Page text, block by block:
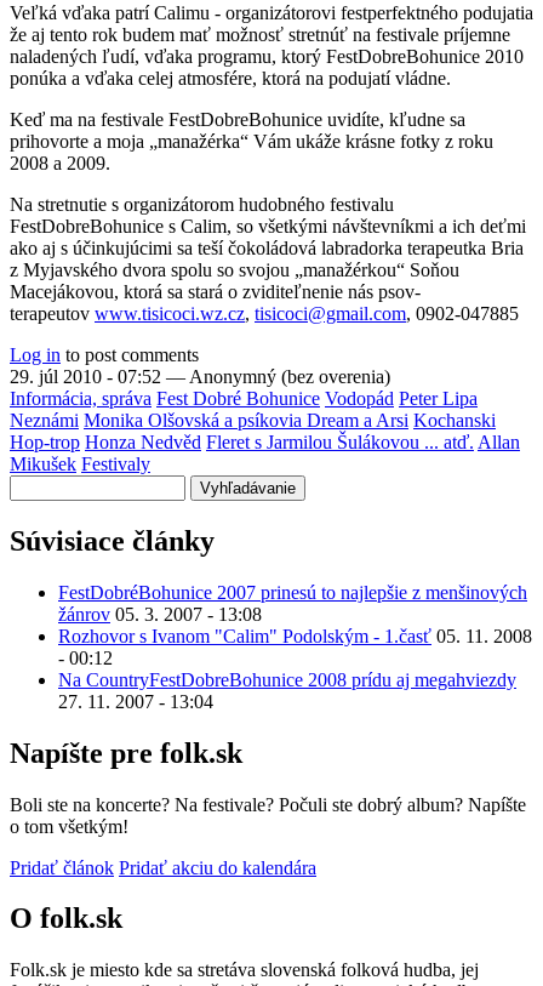
Veľká vďaka patrí Calimu - organizátorovi festperfektného podujatia
že aj tento rok budem mať možnosť stretnúť na festivale príjemne
naladených ľudí, vďaka programu, ktorý FestDobreBohunice 2010
ponúka a vďaka celej atmosfére, ktorá na podujatí vládne.
Keď ma na festivale FestDobreBohunice uvidíte, kľudne sa
prihovorte a moja „manažérka“ Vám ukáže krásne fotky z roku
2008 a 2009.
Na stretnutie s organizátorom hudobného festivalu
FestDobreBohunice s Calim, so všetkými návštevníkmi a ich deťmi
ako aj s účinkujúcimi sa teší čokoládová labradorka terapeutka Bria
z Myjavského dvora spolu so svojou „manažérkou“ Soňou
Macejákovou, ktorá sa stará o zviditeľnenie nás psov-
terapeutov www.tisicoci.wz.cz, tisicoci@gmail.com, 0902-047885
Log in to post comments
29. júl 2010 - 07:52 — Anonymný (bez overenia)
Informácia, správa Fest Dobré Bohunice Vodopád Peter Lipa
Neznámi Monika Olšovská a psíkovia Dream a Arsi Kochanski
Hop-trop Honza Nedvěd Fleret s Jarmilou Šulákovou ... atď. Allan
Mikušek Festivaly
Súvisiace články
FestDobréBohunice 2007 prinesú to najlepšie z menšinových
žánrov 05. 3. 2007 - 13:08
Rozhovor s Ivanom "Calim" Podolským - 1.časť 05. 11. 2008
- 00:12
Na CountryFestDobreBohunice 2008 prídu aj megahviezdy
27. 11. 2007 - 13:04
Napíšte pre folk.sk
Boli ste na koncerte? Na festivale? Počuli ste dobrý album? Napíšte
o tom všetkým!
Pridať článok Pridať akciu do kalendára
O folk.sk
Folk.sk je miesto kde sa stretáva slovenská folková hudba, jej